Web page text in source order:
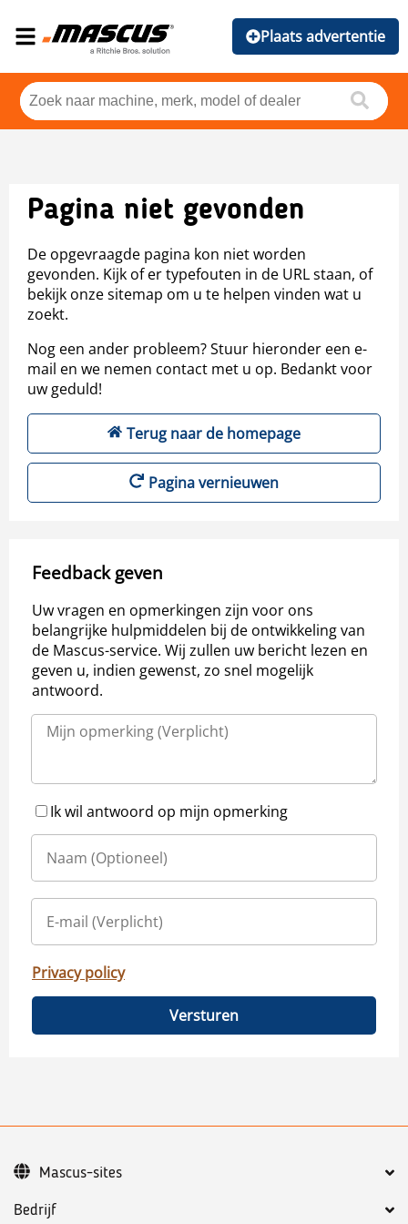
Plaats advertentie
Pagina niet gevonden
De opgevraagde pagina kon niet worden
gevonden. Kijk of er typefouten in de URL staan, of
bekijk onze sitemap om u te helpen vinden wat u
zoekt.
Nog een ander probleem? Stuur hieronder een e-
mail en we nemen contact met u op. Bedankt voor
uw geduld!
Terug naar de homepage
Pagina vernieuwen
Feedback geven
Uw vragen en opmerkingen zijn voor ons
belangrijke hulpmiddelen bij de ontwikkeling van
de Mascus-service. Wij zullen uw bericht lezen en
geven u, indien gewenst, zo snel mogelijk
antwoord.
Ik wil antwoord op mijn opmerking
Privacy policy
Versturen
Bedrijf
Mascus-sites